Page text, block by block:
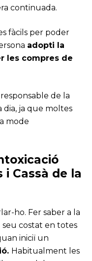
continuada.
fàcils per poder
adopti la
les compres de
de la
dia, ja que moltes
mode
i Cassà de la
ho. Fer saber a la
seu costat en totes
iniciï un
Habitualment les